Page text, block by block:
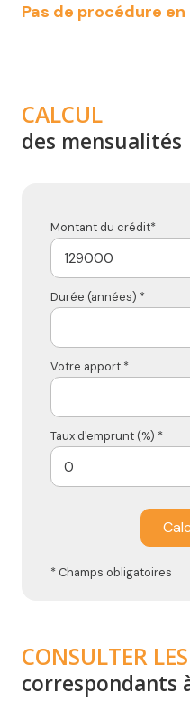
Pas de procédure
CALCUL
des mensualités
Montant du crédit*
Durée (années) *
Votre apport *
Taux d'emprunt (%) *
* Champs obligatoires
CONSULTER
correspondants